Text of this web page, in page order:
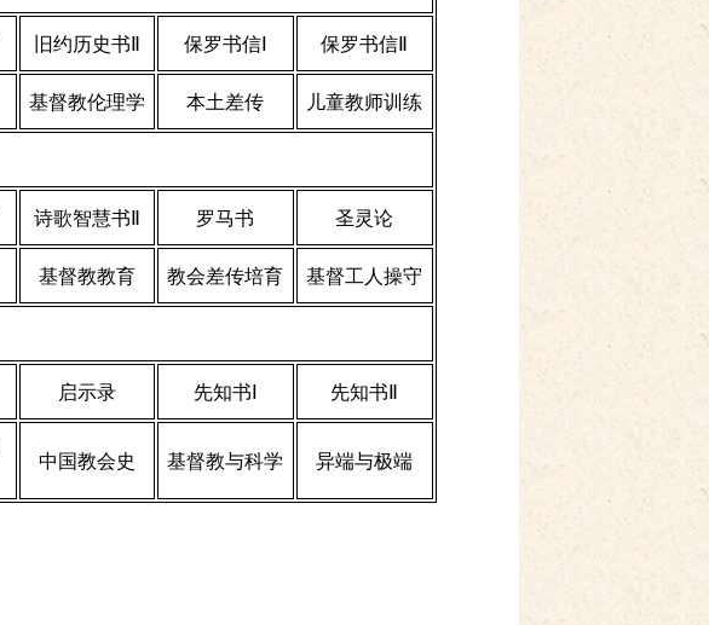
旧约历史书Ⅱ 保罗书信Ⅰ 保罗书信Ⅱ
基督教伦理学 本土差传 儿童教师训练
诗歌智慧书Ⅱ 罗马书 圣灵论
基督教教育 教会差传培育 基督工人操守
启示录 先知书Ⅰ 先知书Ⅱ
中国教会史 基督教与科学 异端与极端